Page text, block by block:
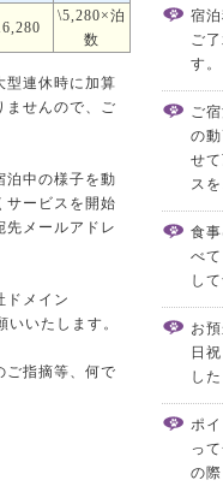
\5,280×泊
数
連休時に加算
ませんので、ご
中の様子を動
サービスを開始
先メールアドレ
ドメイン
いいたします。
指摘等、何で
宿
ご
す。
ご
の
せ
ス
食
べ
し
お
日
し
ポ
っ
の